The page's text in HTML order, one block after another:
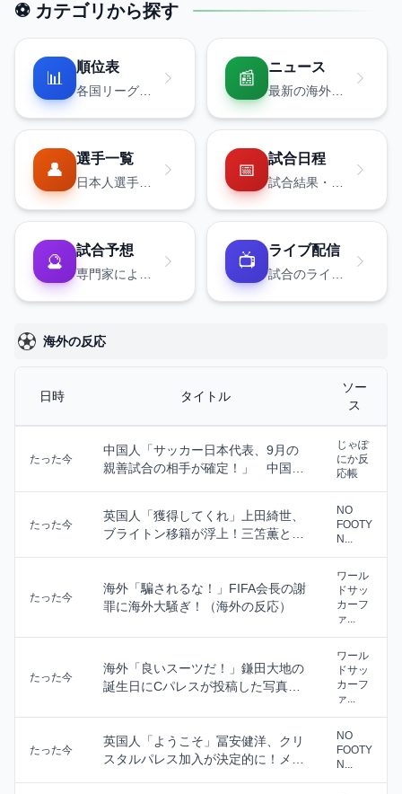
⚽ カテゴリから探す
📊
順位表
各国リーグの
📰
ニュース
最新の海外サ
👤
選手一覧
日本人選手・
📅
試合日程
試合結果・ス
🔮
試合予想
専門家による
📺
ライブ配信
試合のライブ
海外の反応
日時 タイトル
ソー
ス
たった今
中国人「サッカー日本代表、9月の
親善試合の相手が確定！」 中国人
じゃぽ
にか反
応帳
たった今
英国人「獲得してくれ」上田綺世、
ブライトン移籍が浮上！三笘薫との
NO
FOOTY
N...
たった今
海外「騙されるな！」FIFA会長の謝
罪に海外大騒ぎ！（海外の反応）
ワール
ドサッ
カーフ
ァ...
たった今
海外「良いスーツだ！」鎌田大地の
誕生日にCパレスが投稿した写真に
ワール
ドサッ
カーフ
ァ...
たった今
英国人「ようこそ」冨安健洋、クリ
スタルパレス加入が決定的に！メデ
NO
FOOTY
N...